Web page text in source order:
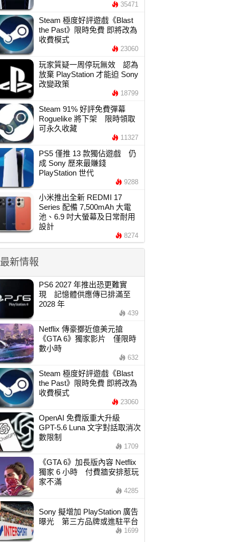
35471
Steam 極度好評遊戲《Blast
the Past》限時免費 即將改為
收費模式
23060
玩家質疑一周停玩無效 認為
放棄 PlayStation 才能迫 Sony
改變政策
18799
Steam 91% 好評免費彈幕
Roguelike 將下架 限時領取
可永久收藏
11327
PS5 僅推 13 款獨佔遊戲 仍
成 Sony 歷來最賺錢
PlayStation 世代
9288
小米推出全新 REDMI 17
Series 配備 7,500mAh 大電
池、6.9 吋大螢幕及日常耐用
設計
8274
最新情報
PS6 2027 年推出恐更難實
現 記憶體供應傳已排滿至
2028 年
439
Netflix 傳豪擲近億美元搶
《GTA 6》獨家影片 僅限時
數小時
632
Steam 極度好評遊戲《Blast
the Past》限時免費 即將改為
收費模式
23060
OpenAI 免費版重大升級
GPT-5.6 Luna 文字對話取消次
數限制
1709
《GTA 6》加長版內容 Netflix
獨家 6 小時 付費牆安排惹玩
家不滿
4285
Sony 擬增加 PlayStation 廣告
曝光 第三方品牌或進駐平台
1699